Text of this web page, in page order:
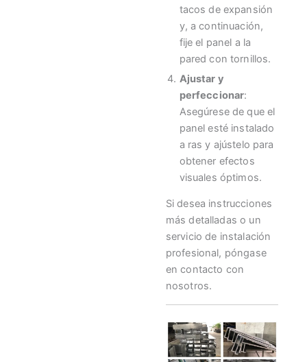
tacos de expansión
y, a continuación,
fije el panel a la
pared con tornillos.
Ajustar y
perfeccionar:
Asegúrese de que el
panel esté instalado
a ras y ajústelo para
obtener efectos
visuales óptimos.
Si desea instrucciones
más detalladas o un
servicio de instalación
profesional, póngase
en contacto con
nosotros.